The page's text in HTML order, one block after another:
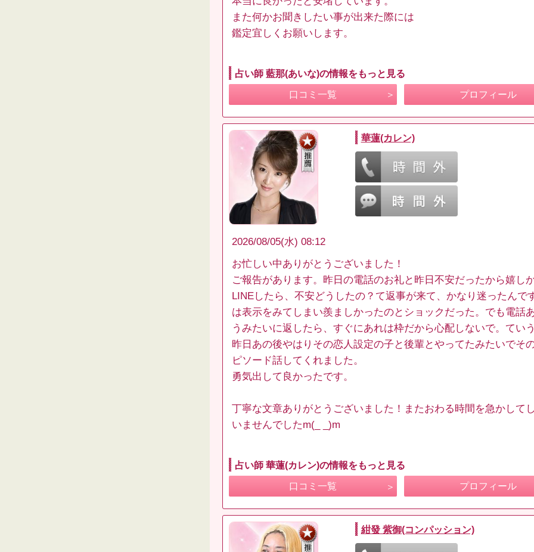
また何かお聞きしたい事が出来た際には
鑑定宜しくお願いします。
占い師 藍那(あいな)の情報をもっと見る
口コミ一覧 プロフィール
華蓮(カレン)
2026/08/05(水) 08:12
お忙しい中ありがとうございました！
ご報告があります。昨日の電話のお礼と昨日不安だったから嬉し
LINEしたら、不安どうしたの？て返事が来て、かなり迷ったんで
は表示をみてしまい羨ましかったのとショックだった。でも電話
うみたいに返したら、すぐにあれは枠だから心配しないで。てい
昨日あの後やはりその恋人設定の子と後輩とやってたみたいでそ
ピソード話してくれました。
勇気出して良かったです。
丁寧な文章ありがとうございました！またおわる時間を急かして
いませんでしたm(_ _)m
占い師 華蓮(カレン)の情報をもっと見る
口コミ一覧 プロフィール
紺發 紫御(コンパッション)